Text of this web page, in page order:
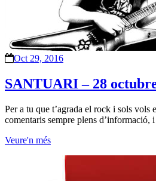
Oct 29, 2016
SANTUARI – 28
Per a tu que t’agrada el rock i sols vols
comentaris sempre plens
Veure'n més